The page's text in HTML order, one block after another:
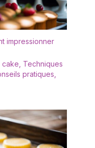
impressionner
cake Techniques
pratiques